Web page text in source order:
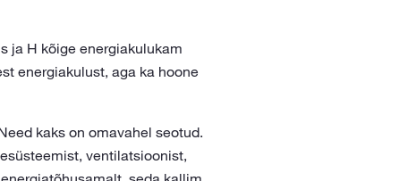
ja H kõige energiakulukam
energiakulust, aga ka hoone
kaks on omavahel seotud.
ventilatsioonist,